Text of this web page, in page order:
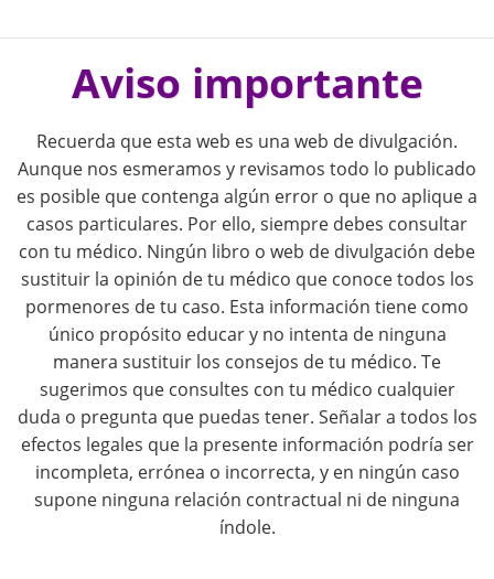
P
a
g
Aviso importante
Recuerda que esta web es una web de divulgación.
Aunque nos esmeramos y revisamos todo lo publicado
es posible que contenga algún error o que no aplique a
casos particulares. Por ello, siempre debes consultar
con tu médico. Ningún libro o web de divulgación debe
sustituir la opinión de tu médico que conoce todos los
pormenores de tu caso. Esta información tiene como
único propósito educar y no intenta de ninguna
manera sustituir los consejos de tu médico. Te
sugerimos que consultes con tu médico cualquier
duda o pregunta que puedas tener. Señalar a todos los
efectos legales que la presente información podría ser
incompleta, errónea o incorrecta, y en ningún caso
supone ninguna relación contractual ni de ninguna
índole.